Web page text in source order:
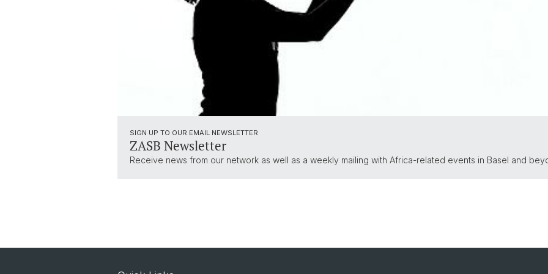
SIGN UP TO OUR EMAIL NEWSLETTER
ZASB Newsletter
Receive news from our network as well as a weekly mailing with Africa-related events in Basel and